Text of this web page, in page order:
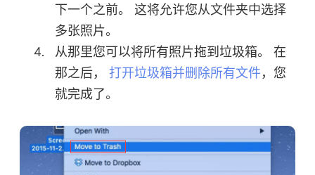
下一个之前。 这将允许您从文件夹中选择
多张照片。
从那里您可以将所有照片拖到垃圾箱。 在
那之后，打开垃圾箱并删除所有文件，您
就完成了。